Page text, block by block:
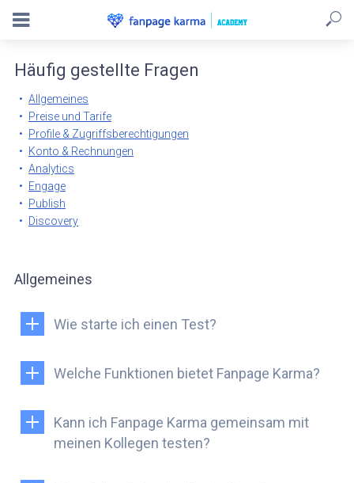
Häufig gestellte Fragen
Allgemeines
Preise und Tarife
Profile & Zugriffsberechtigungen
Konto & Rechnungen
Analytics
Engage
Publish
Discovery
Allgemeines
Wie starte ich einen Test?
Welche Funktionen bietet Fanpage Karma?
Kann ich Fanpage Karma gemeinsam mit
meinen Kollegen testen?